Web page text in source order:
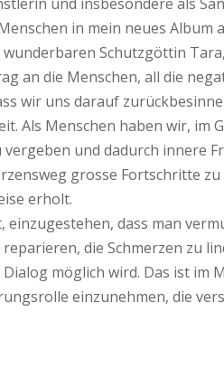
in mein neues
Schutzgöttin
an die Menschen, all die
wir uns darauf
Als Menschen haben wir, im
vergeben und dadurch innere
grosse Fortschritte
erholt.
einzugestehen, dass man
reparieren, die Schmerzen zu
möglich wird. Das ist
einzunehmen, die